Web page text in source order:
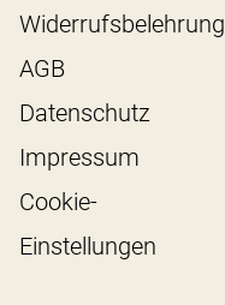
Widerrufsbelehrung
AGB
Datenschutz
Impressum
Cookie-
Einstellungen